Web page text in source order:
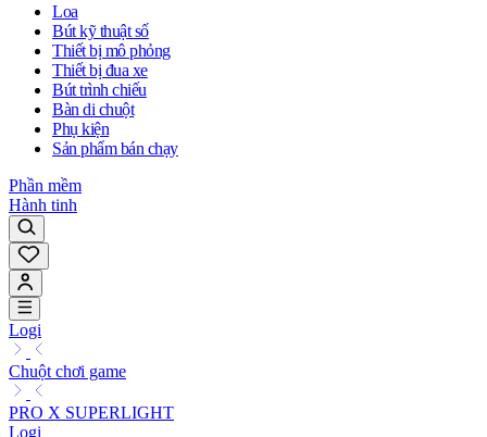
Loa
Bút kỹ thuật số
Thiết bị mô phỏng
Thiết bị đua xe
Bút trình chiếu
Bàn di chuột
Phụ kiện
Sản phẩm bán chạy
Phần mềm
Hành tinh
Logi
Chuột chơi game
PRO X SUPERLIGHT
Logi